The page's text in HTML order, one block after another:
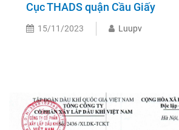
Cục THADS quận Cầu Giấy
15/11/2023 Luupv